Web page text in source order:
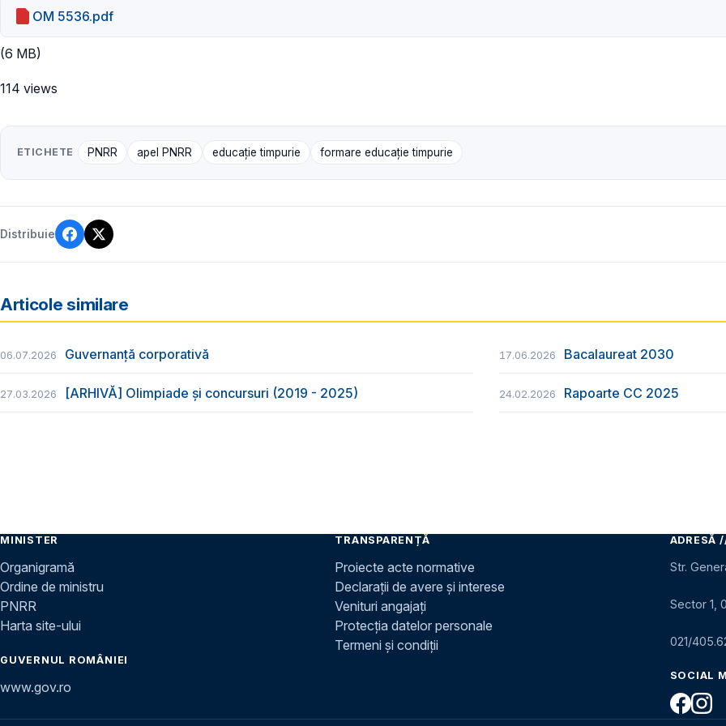
OM 5536.pdf
(6 MB)
114 views
ETICHETE PNRR apel PNRR educație timpurie formare educație timpurie
Distribuie
Articole similare
06.07.2026 Guvernanță corporativă 17.06.2026 Bacalaureat 2030
27.03.2026 [ARHIVĂ] Olimpiade și concursuri (2019 - 2025) 24.02.2026 Rapoarte CC 2025
MINISTER
Organigramă
Ordine de ministru
PNRR
Harta site-ului
GUVERNUL ROMÂNIEI
www.gov.ro
TRANSPARENȚĂ
Proiecte acte normative
Declarații de avere și interese
Venituri angajați
Protecția datelor personale
Termeni și condiții
ADRESĂ
Str.
Sector 1,
021/
SOCIAL